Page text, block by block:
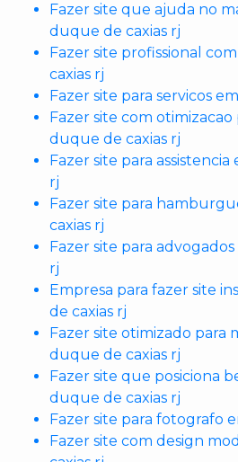
Fazer site que ajuda no
duque de caxias rj
Fazer site profissional
caxias rj
Fazer site para servicos
Fazer site com
duque de caxias rj
Fazer site para
rj
Fazer site para
caxias rj
Fazer site para
rj
Empresa para fazer site
de caxias rj
Fazer site otimizado para
duque de caxias rj
Fazer site que posiciona
duque de caxias rj
Fazer site para fotografo
Fazer site com design